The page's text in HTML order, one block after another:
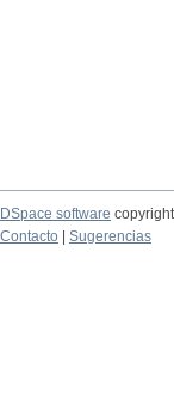
DSpace software
Contacto
Sugerencias